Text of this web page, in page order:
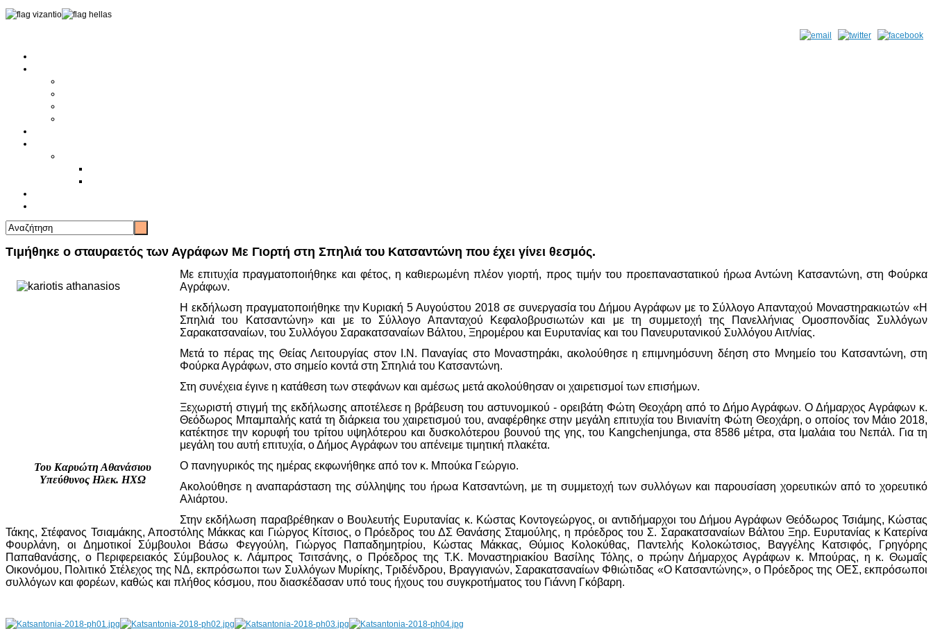
Τιμήθηκε ο σταυραετός των Αγράφων Με Γιορτή στη Σπηλιά του Κατσαντώνη που έχει γίνει θεσμός.
Του Καρυώτη Αθανάσιου
Υπεύθυνος Ηλεκ. ΗΧΩ
Με επιτυχία πραγματοποιήθηκε και φέτος, η καθιερωμένη πλέον γιορτή, προς τιμήν του προεπαναστατικού ήρωα Αντώνη Κατσαντώνη, στη Φούρκα
Αγράφων.
Η εκδήλωση πραγματοποιήθηκε την Κυριακή 5 Αυγούστου 2018 σε συνεργασία του Δήμου Αγράφων με το Σύλλογο Απανταχού Μοναστηρακιωτών «Η
Σπηλιά του Κατσαντώνη» και με το Σύλλογο Απανταχού Κεφαλοβρυσιωτών και με τη συμμετοχή της Πανελλήνιας Ομοσπονδίας Συλλόγων
Σαρακατσαναίων, του Συλλόγου Σαρακατσαναίων Βάλτου, Ξηρομέρου και Ευρυτανίας και του Πανευρυτανικού Συλλόγου Αιτ/νίας.
Μετά το πέρας της Θείας Λειτουργίας στον Ι.Ν. Παναγίας στο Μοναστηράκι, ακολούθησε η επιμνημόσυνη δέηση στο Μνημείο του Κατσαντώνη, στη
Φούρκα Αγράφων, στο σημείο κοντά στη Σπηλιά του Κατσαντώνη.
Στη συνέχεια έγινε η κατάθεση των στεφάνων και αμέσως μετά ακολούθησαν οι χαιρετισμοί των επισήμων.
Ξεχωριστή στιγμή της εκδήλωσης αποτέλεσε η βράβευση του αστυνομικού - ορειβάτη Φώτη Θεοχάρη από το Δήμο Αγράφων. Ο Δήμαρχος Αγράφων κ.
Θεόδωρος Μπαμπαλής κατά τη διάρκεια του χαιρετισμού του, αναφέρθηκε στην μεγάλη επιτυχία του Βινιανίτη Φώτη Θεοχάρη, ο οποίος τον Μάιο 2018,
κατέκτησε την κορυφή του τρίτου υψηλότερου και δυσκολότερου βουνού της γης, του Kangchenjunga, στα 8586 μέτρα, στα Ιμαλάια του Νεπάλ. Για τη
μεγάλη του αυτή επιτυχία, ο Δήμος Αγράφων του απένειμε τιμητική πλακέτα.
Ο πανηγυρικός της ημέρας εκφωνήθηκε από τον κ. Μπούκα Γεώργιο.
Ακολούθησε η αναπαράσταση της σύλληψης του ήρωα Κατσαντώνη, με τη συμμετοχή των συλλόγων και παρουσίαση χορευτικών από το χορευτικό
Αλιάρτου.
Στην εκδήλωση παραβρέθηκαν ο Βουλευτής Ευρυτανίας κ. Κώστας Κοντογεώργος, οι αντιδήμαρχοι του Δήμου Αγράφων Θεόδωρος Τσιάμης, Κώστας
Τάκης, Στέφανος Τσιαμάκης, Αποστόλης Μάκκας και Γιώργος Κίτσιος, ο Πρόεδρος του ΔΣ Θανάσης Σταμούλης, η πρόεδρος του Σ. Σαρακατσαναίων Βάλτου Ξηρ. Ευρυτανίας κ Κατερίνα
Φουρλάνη, οι Δημοτικοί Σύμβουλοι Βάσω Φεγγούλη, Γιώργος Παπαδημητρίου, Κώστας Μάκκας, Θύμιος Κολοκύθας, Παντελής Κολοκώτσιος, Βαγγέλης Κατσιφός, Γρηγόρης
Παπαθανάσης, ο Περιφερειακός Σύμβουλος κ. Λάμπρος Τσιτσάνης, ο Πρόεδρος της Τ.Κ. Μοναστηριακίου Βασίλης Τόλης, ο πρώην Δήμαρχος Αγράφων κ. Μπούρας, η κ. Θωμαΐς
Οικονόμου, Πολιτικό Στέλεχος της ΝΔ, εκπρόσωποι των Συλλόγων Μυρίκης, Τριδένδρου, Βραγγιανών, Σαρακατσαναίων Φθιώτιδας «Ο Κατσαντώνης», ο Πρόεδρος της ΟΕΣ, εκπρόσωποι
συλλόγων και φορέων, καθώς και πλήθος κόσμου, που διασκέδασαν υπό τους ήχους του συγκροτήματος του Γιάννη Γκόβαρη.